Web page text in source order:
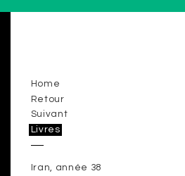
Home
Retour
Suivant
Livres
Iran, année 38